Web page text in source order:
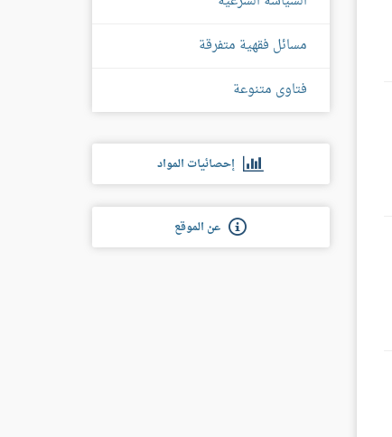
مسائل فقهية متفرقة
فتاوى متنوعة
إحصائيات المواد
عن الموقع